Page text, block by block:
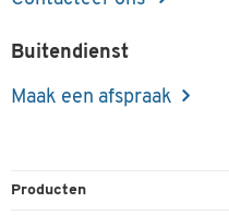
Buitendienst
Maak een afspraak
Producten